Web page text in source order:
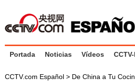
Portada Noticias Vídeos
CCTV.com Español > De China a Tu